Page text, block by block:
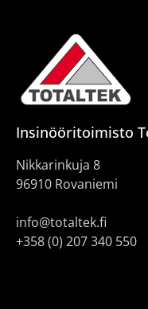
Insinööritoimisto
Nikkarinkuja 8
96910 Rovaniemi
info@totaltek.fi
+358 (0) 207 340 550